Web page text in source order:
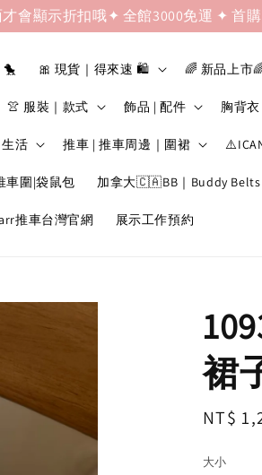
會顯示折扣哦✦ 全館3000免運 ✦ 首
🎀 現貨｜得來速 🛍️ 🌈 新品上市
👚 服裝｜款式 飾品 | 配件 胸背
活 推車 | 推車周邊｜圍裙
車圍|袋鼠包 加拿大🇨🇦BB｜Buddy Belts
推車台灣官網 展示工作預約
裙
NT$
大小